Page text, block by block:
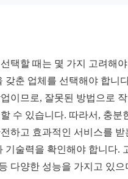
택할 때는 몇 가지 고려해
갖춘 업체를 선택해야 합니
이므로, 잘못된 방법으로
수 있습니다. 따라서, 충분
하고 효과적인 서비스를
기술력을 확인해야 합니다.
다양한 성능을 가지고 있